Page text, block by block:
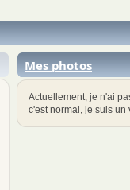
Mes photos
Actuellement, je n'ai
c'est normal, je suis un